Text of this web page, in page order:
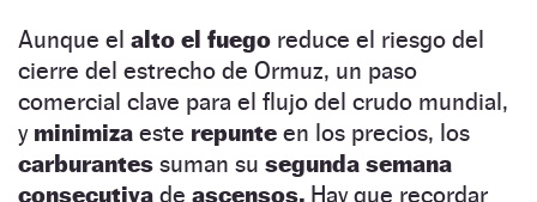
Aunque el alto el fuego reduce el riesgo del
cierre del estrecho de Ormuz, un paso
comercial clave para el flujo del crudo mundial,
y minimiza este repunte en los precios, los
carburantes suman su segunda semana
consecutiva de ascensos. Hay que recordar